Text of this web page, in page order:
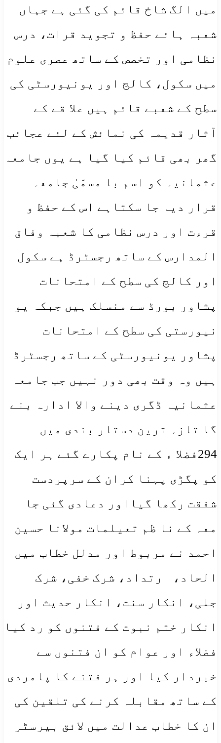
میں الگ شاخ قائم کی گئی ہے جہاں
شعبہ ہائے حفظ و تجوید قرات، درس
نظامی اور تخصص کے ساتھ عصری علوم
میں سکول، کالج اور یونیورسٹی کی
سطح کے شعبے قائم ہیں علا قے کے
آثار قدیمہ کی نمائش کے لئے عجائب
گھر بھی قائم کیا گیا ہے یوں جامعہ
عثمانیہ کو اسم با مسمّیٰ جامعہ
قرار دیا جا سکتاہے اس کے حفظ و
قرءت اور درس نظامی کا شعبہ وفاق
المدارس کے ساتھ رجسٹرڈ ہے سکول
اور کالج کی سطح کے امتحانات
پشاور بورڈ سے منسلک ہیں جبکہ یو
نیورستی کی سطح کے امتحانات
پشاور یونیورسٹی کے ساتھ رجسٹرڈ
ہیں وہ وقت بھی دور نہیں جب جامعہ
عثمانیہ ڈگری دینے والا ادارہ بنے
گا
تازہ ترین دستار بندی میں
294فضلا ء کے نام پکارے گئے ہر ایک
کو پگڑی پہنا کران کے سرپردست
شفقت رکھا گیااور دعادی گئی جا
معہ کے نا ظم تعیلمات مولانا حسین
احمد نے مربوط اور مدلل خطاب میں
الحاد، ارتداد، شرک خفی، شرک
جلی، انکار سنت، انکار حدیث اور
انکار ختم نبوت کے فتنوں کو رد کیا
فضلاء اور عوام کو ان فتنوں سے
خبردار کیا اور ہر فتنے کا پامردی
کے ساتھ مقابلہ کرنے کی تلقین کی
ان کا خطاب عدالت میں لائق بیرسٹر